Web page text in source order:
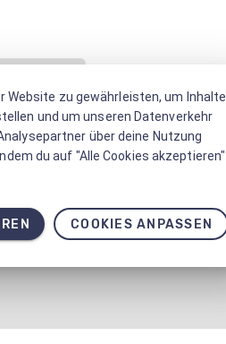
Website zu gewährleisten, um Inhalte
und um unseren Datenverkehr
über deine Nutzung
du auf "Alle Cookies akzeptieren"
COOKIES ANPASSEN